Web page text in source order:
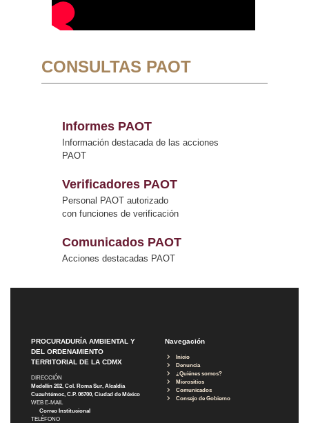
CONSULTAS PAOT
Informes PAOT
Información destacada de las acciones
PAOT
Verificadores PAOT
Personal PAOT autorizado
con funciones de verificación
Comunicados PAOT
Acciones destacadas PAOT
PROCURADURÍA AMBIENTAL Y
DEL ORDENAMIENTO
TERRITORIAL DE LA CDMX
DIRECCIÓN
Medellín 202, Col. Roma Sur, Alcaldía
Cuauhtémoc, C.P. 06700, Ciudad de México
WEB E-MAIL
Correo Institucional
TELÉFONO
Navegación
Inicio
Denuncia
¿Quiénes somos?
Micrositios
Comunicados
Consejo de Gobierno